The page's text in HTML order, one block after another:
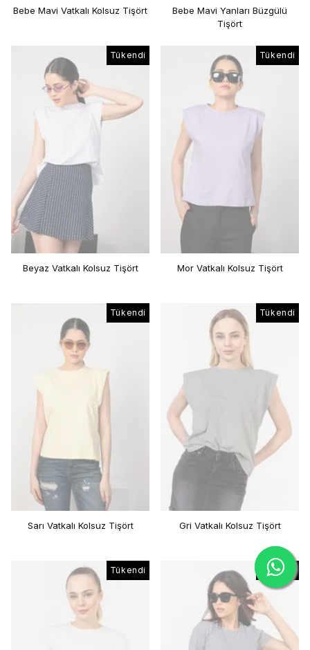
Bebe Mavi Vatkalı Kolsuz Tişört
Bebe Mavi Yanları Büzgülü
Tişört
Tükendi
Beyaz Vatkalı Kolsuz Tişört
Tükendi
Mor Vatkalı Kolsuz Tişört
Tükendi
Sarı Vatkalı Kolsuz Tişört
Tükendi
Gri Vatkalı Kolsuz Tişört
Tükendi Tükendi